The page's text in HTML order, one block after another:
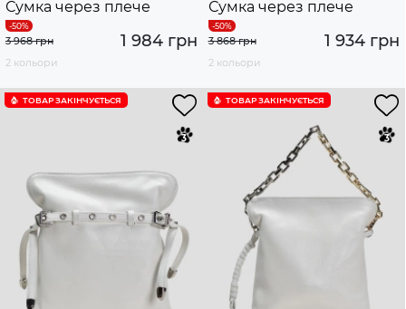
Сумка через плече
1 984 грн
3 968 грн
2 кольори
Сумка через плече
1 934 грн
3 868 грн
2 кольори
ТОВАР ЗАКІНЧУЄTЬСЯ ТОВАР ЗАКІНЧУЄTЬСЯ